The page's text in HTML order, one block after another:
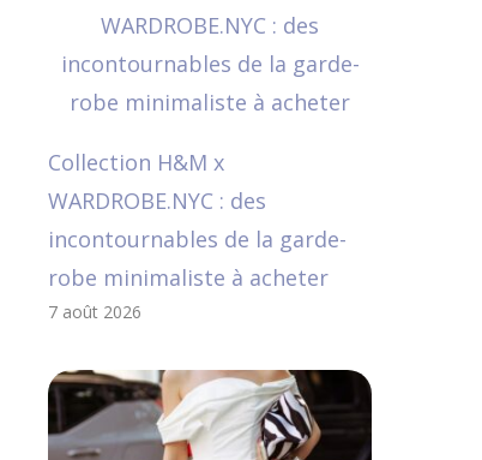
Collection H&M x
WARDROBE.NYC : des
incontournables de la garde-
robe minimaliste à acheter
7 août 2026